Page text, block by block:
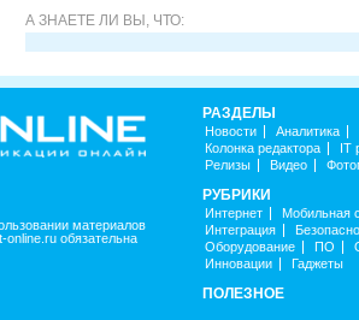
А ЗНАЕТЕ ЛИ ВЫ, ЧТО:
материалов
обязательна
РАЗДЕЛЫ
Новости Аналитика
Колонка редактора
IT
Релизы
Видео
РУБРИКИ
Интернет Мобильная
Интеграция
Оборудование
ПО
Инновации
Гаджеты
ПОЛЕЗНОЕ